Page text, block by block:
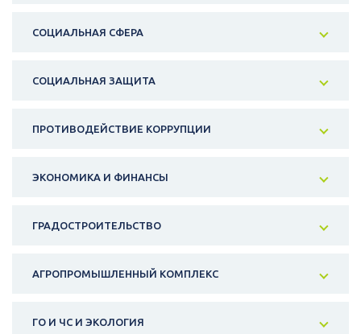
СОЦИАЛЬНАЯ СФЕРА
СОЦИАЛЬНАЯ ЗАЩИТА
ПРОТИВОДЕЙСТВИЕ КОРРУПЦИИ
ЭКОНОМИКА И ФИНАНСЫ
ГРАДОСТРОИТЕЛЬСТВО
АГРОПРОМЫШЛЕННЫЙ КОМПЛЕКС
ГО И ЧС И ЭКОЛОГИЯ